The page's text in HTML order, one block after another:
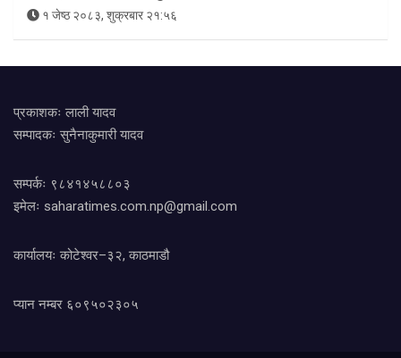
१ जेष्ठ २०८३, शुक्रबार २१:५६
प्रकाशकः लाली यादव
सम्पादकः सुनैनाकुमारी यादव
सम्पर्कः ९८४१४५८८०३
इमेलः saharatimes.com.np@gmail.com
कार्यालयः कोटेश्वर–३२, काठमाडौ
प्यान नम्बर ६०९५०२३०५